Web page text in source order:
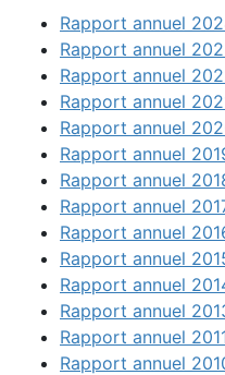
Rapport annuel
Rapport annuel
Rapport annuel
Rapport annuel
Rapport annuel
Rapport annuel
Rapport annuel
Rapport annuel
Rapport annuel
Rapport annuel
Rapport annuel
Rapport annuel
Rapport annuel
Rapport annuel